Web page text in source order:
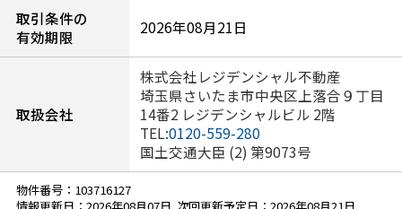
取引条件の
有効期限
2026年08月21日
取扱会社
株式会社レジデンシャル不動産
埼玉県さいたま市中央区上落合９丁目
14番2 レジデンシャルビル 2階
TEL:0120-559-280
国土交通大臣 (2) 第9073号
物件番号：103716127